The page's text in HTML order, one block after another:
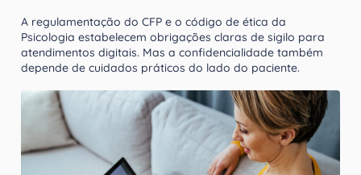
A regulamentação do CFP e o código de ética da
Psicologia estabelecem obrigações claras de sigilo para
atendimentos digitais. Mas a confidencialidade também
depende de cuidados práticos do lado do paciente.